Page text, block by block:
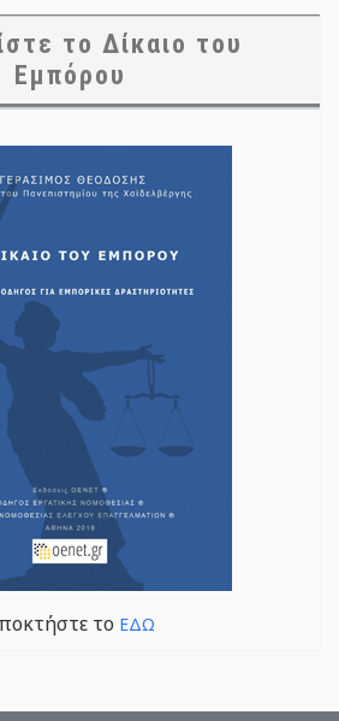
το Δίκαιο του
Εμπόρου
το ΕΔΩ